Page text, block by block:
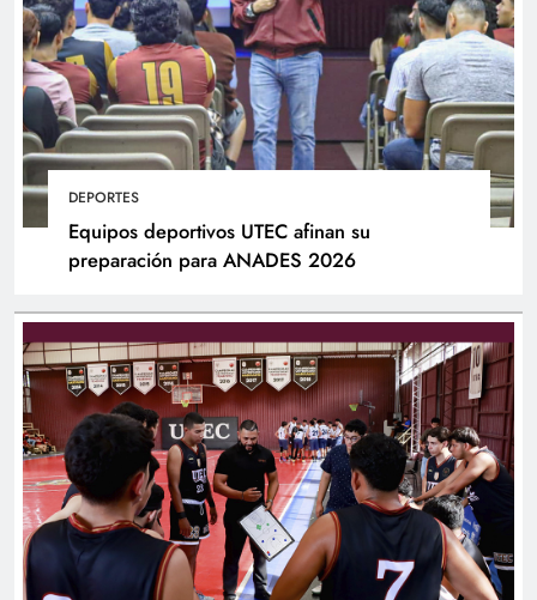
DEPORTES
Equipos deportivos UTEC afinan su
preparación para ANADES 2026